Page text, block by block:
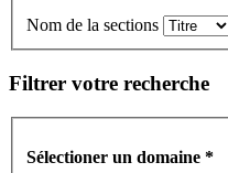
Nom de la sections
Filtrer votre recherche
Sélectioner un domaine *